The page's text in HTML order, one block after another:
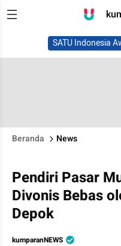
SATU Indonesia
Beranda News
Pendiri Pasar
Divonis Bebas
Depok
kumparanNEWS